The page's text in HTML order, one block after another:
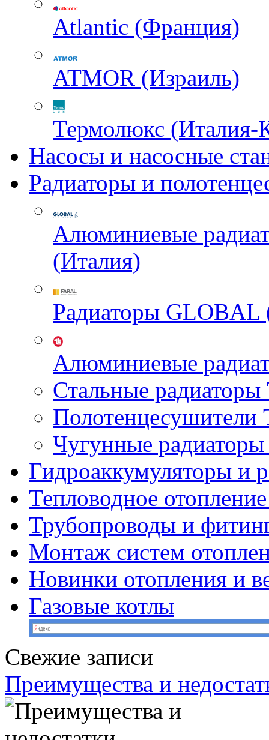
Atlantic (Франция)
ATMOR (Израиль)
Термолюкс (Италия-
Насосы и насосные
Радиаторы и
Алюминиевые
(Италия)
Радиаторы GLOBAL
Алюминиевые
Стальные
Чугунные
Гидроаккумуляторы и
Тепловодное
Трубопроводы и
Монтаж систем
Новинки отопления и
Газовые котлы
Свежие записи
Преимущества и